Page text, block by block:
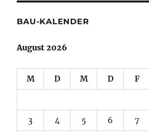
BAU-KALENDER
August 2026
M D M D F
3 4 5 6 7